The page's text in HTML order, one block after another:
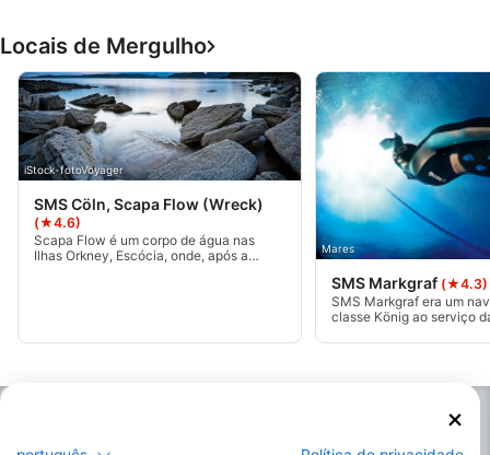
Locais de Mergulho
iStock-fotoVoyager
SMS Cöln, Scapa Flow (Wreck)
(★4.6)
Scapa Flow é um corpo de água nas
Ilhas Orkney, Escócia, onde, após a
Mares
SMS Markgraf (★4.3)
SMS Markgraf era um
classe König ao serviço
Mundial. Este naufrágio
Flow. Ela foi afundada em